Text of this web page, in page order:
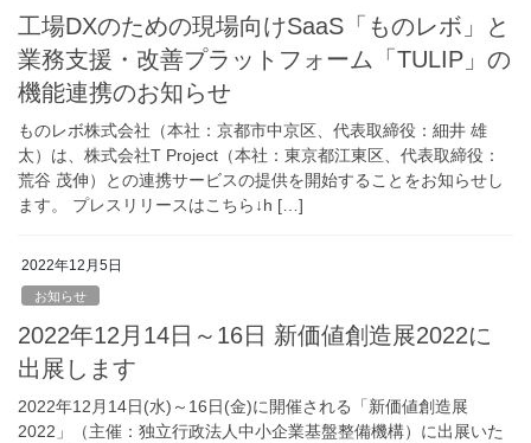
工場DXのための現場向けSaaS「ものレボ」と
業務支援・改善プラットフォーム「TULIP」の
機能連携のお知らせ
ものレボ株式会社（本社：京都市中京区、代表取締役：細井 雄
太）は、株式会社T Project（本社：東京都江東区、代表取締役：
荒谷 茂伸）との連携サービスの提供を開始することをお知らせし
ます。 プレスリリースはこちら↓h […]
2022年12月5日
お知らせ
2022年12月14日～16日 新価値創造展2022に
出展します
2022年12月14日(水)～16日(金)に開催される「新価値創造展
2022」（主催：独立行政法人中小企業基盤整備機構）に出展いた